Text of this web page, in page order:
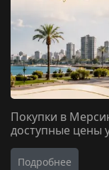
Покупки в
доступные цены
Подробнее